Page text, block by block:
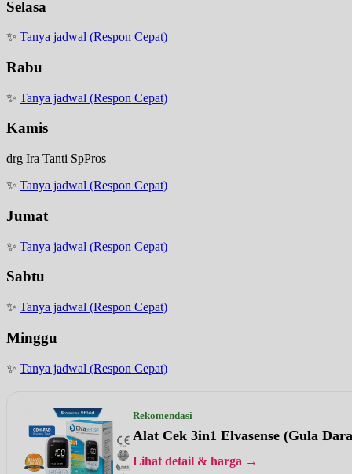
Selasa
✨ Tanya jadwal (Respon Cepat)
Rabu
✨ Tanya jadwal (Respon Cepat)
Kamis
drg Ira Tanti SpPros
✨ Tanya jadwal (Respon Cepat)
Jumat
✨ Tanya jadwal (Respon Cepat)
Sabtu
✨ Tanya jadwal (Respon Cepat)
Minggu
✨ Tanya jadwal (Respon Cepat)
Rekomendasi
Alat Cek 3in1 Elvasense (Gula
Lihat detail & harga →